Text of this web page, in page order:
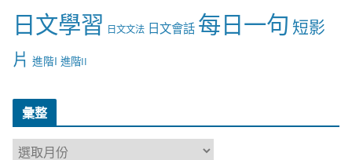
日文學習 日文文法 日文會話 每日一句 短影
片 進階I 進階II
彙整
彙